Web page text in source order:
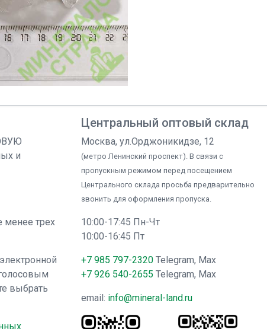
и
менее трех
выбрать
Центральный оптовый склад
Москва, ул.Орджоникидзе, 12
(метро Ленинский проспект). В связи с
пропускным режимом перед посещением
Центрального склада просьба предварительно
звонить для оформления пропуска.
10:00-17:45 Пн-Чт
10:00-16:45 Пт
+7 985 797-2320Telegram, Max
+7 926 540-2655 Telegram, Max
email: info@mineral-land.ru